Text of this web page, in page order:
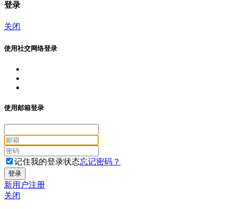
登录
关闭
使用社交网络登录
使用邮箱登录
记住我的登录状态忘记密码？
新用户注册
关闭